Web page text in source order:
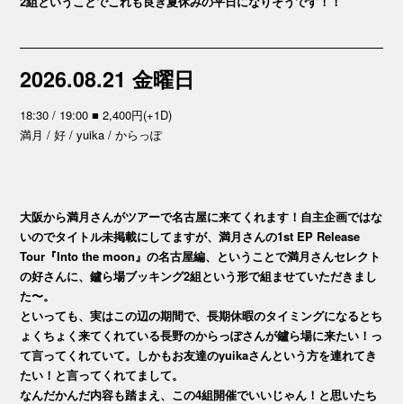
2026.08.21 金曜日
18:30 / 19:00 ■ 2,400円(+1D)
満月 / 好 / yuika / からっぽ
大阪から満月さんがツアーで名古屋に来てくれます！自主企画ではな
いのでタイトル未掲載にしてますが、満月さんの1st EP Release
Tour『Into the moon』の名古屋編、ということで満月さんセレクト
の好さんに、鑪ら場ブッキング2組という形で組ませていただきまし
た〜。
といっても、実はこの辺の期間で、長期休暇のタイミングになるとち
ょくちょく来てくれている長野のからっぽさんが鑪ら場に来たい！っ
て言ってくれていて。しかもお友達のyuikaさんという方を連れてき
たい！と言ってくれてまして。
なんだかんだ内容も踏まえ、この4組開催でいいじゃん！と思いたち